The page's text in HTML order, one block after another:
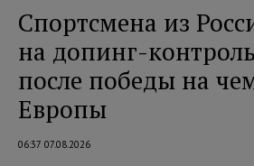
Спортсмена из
на допинг-
после победы на
Европы
06:37 07.08.2026